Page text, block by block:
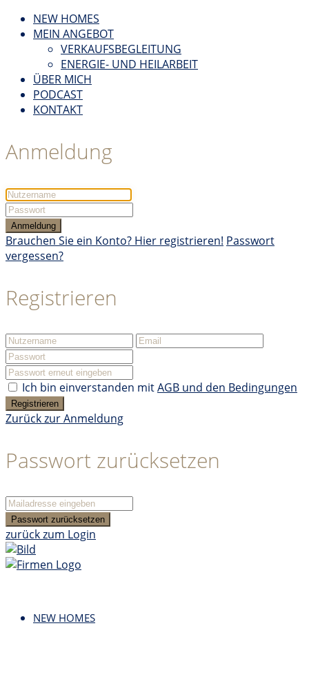
NEW HOMES
MEIN ANGEBOT
VERKAUFSBEGLEITUNG
ENERGIE- UND HEILARBEIT
ÜBER MICH
PODCAST
KONTAKT
Anmeldung
Anmeldung
Brauchen Sie ein Konto? Hier registrieren! Passwort
vergessen?
Registrieren
Ich bin einverstanden mitAGB und den Bedingungen
Registrieren
Zurück zur Anmeldung
Passwort zurücksetzen
Passwort zurücksetzen
zurück zum Login
NEW HOMES